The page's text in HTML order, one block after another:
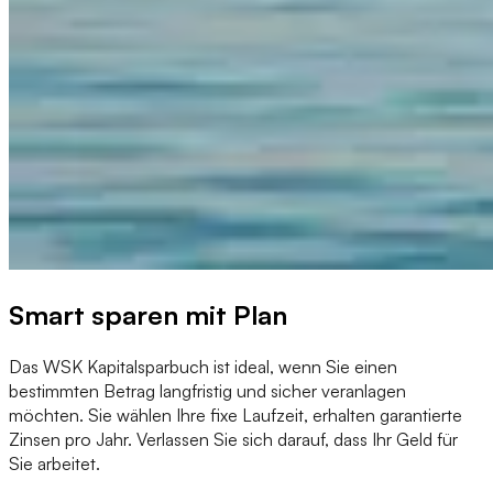
Smart sparen mit Plan
Das WSK Kapitalsparbuch ist ideal, wenn Sie einen
bestimmten Betrag langfristig und sicher veranlagen
möchten. Sie wählen Ihre fixe Laufzeit, erhalten garantierte
Zinsen pro Jahr. Verlassen Sie sich darauf, dass Ihr Geld für
Sie arbeitet.